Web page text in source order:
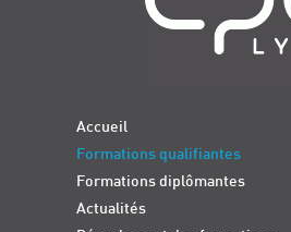
Accueil
Formations qualifiantes
Formations diplômantes
Actualités